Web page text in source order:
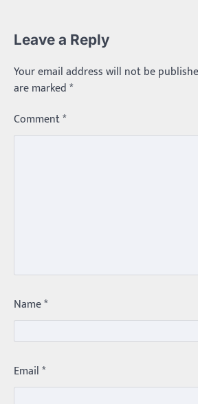
Leave a Reply
Your email address will not be
are marked*
Comment*
Name*
Email*
4
అమ్మాయిలే కాదు
Balachander 15/
అందంగా ఉంటారనే